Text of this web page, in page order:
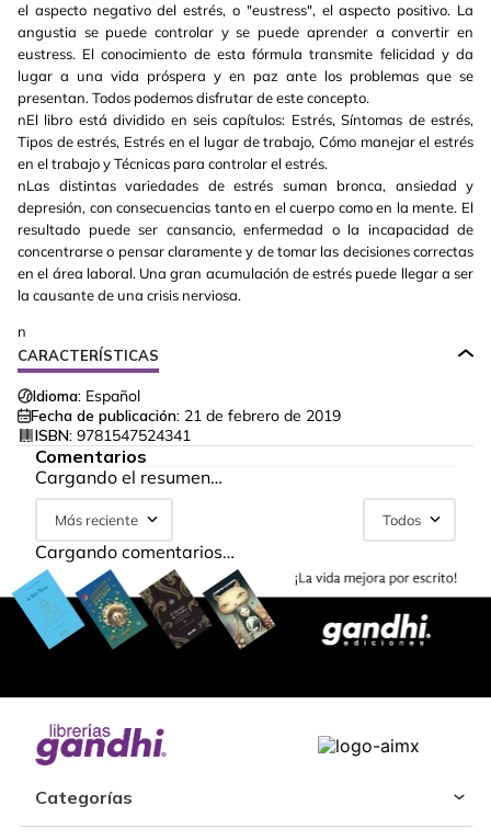
el aspecto negativo del estrés, o "eustress", el aspecto positivo. La
angustia se puede controlar y se puede aprender a convertir en
eustress. El conocimiento de esta fórmula transmite felicidad y da
lugar a una vida próspera y en paz ante los problemas que se
presentan. Todos podemos disfrutar de este concepto.
nEl libro está dividido en seis capítulos: Estrés, Síntomas de estrés,
Tipos de estrés, Estrés en el lugar de trabajo, Cómo manejar el estrés
en el trabajo y Técnicas para controlar el estrés.
nLas distintas variedades de estrés suman bronca, ansiedad y
depresión, con consecuencias tanto en el cuerpo como en la mente. El
resultado puede ser cansancio, enfermedad o la incapacidad de
concentrarse o pensar claramente y de tomar las decisiones correctas
en el área laboral. Una gran acumulación de estrés puede llegar a ser
la causante de una crisis nerviosa.
n
CARACTERÍSTICAS
Idioma: Español
Fecha de publicación: 21 de febrero de 2019
ISBN: 9781547524341
Comentarios
Cargando el resumen…
Más reciente Todos
Cargando comentarios…
Categorías